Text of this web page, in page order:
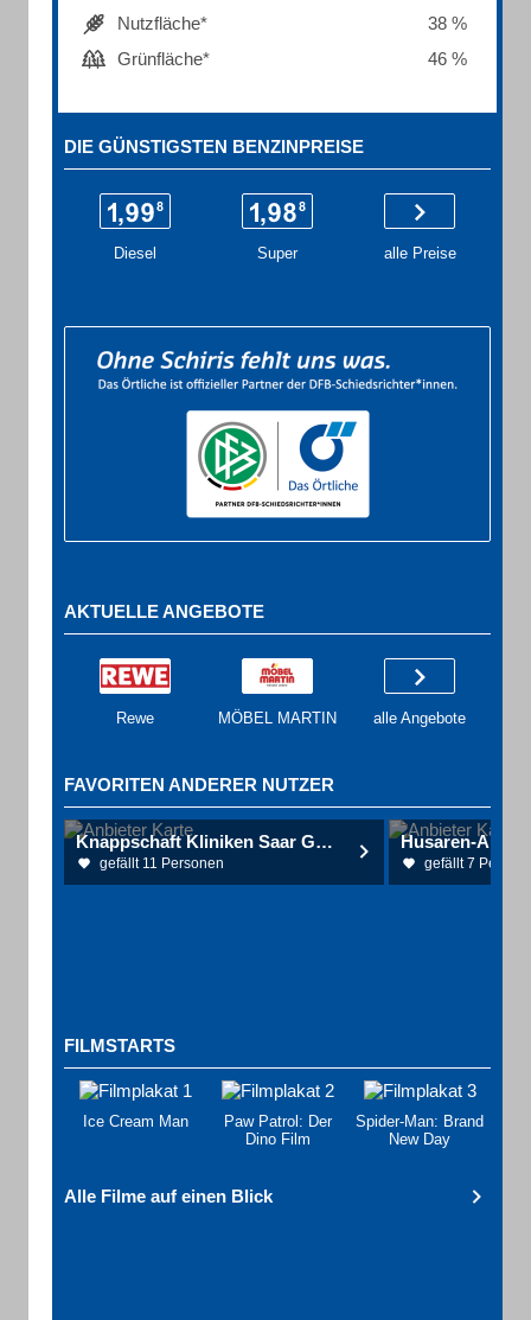
Nutzfläche*
38 %
Grünfläche*
46 %
DIE GÜNSTIGSTEN BENZINPREISE
Diesel Super alle Preise
AKTUELLE ANGEBOTE
Rewe MÖBEL MARTIN alle Angebote
FAVORITEN ANDERER NUTZER
Knappschaft Kliniken Saar GmbH
gefällt 11 Personen gefällt 7
FILMSTARTS
Ice Cream Man
Paw Patrol: Der
Dino Film
Spider-Man: Brand
New Day
Alle Filme auf einen Blick